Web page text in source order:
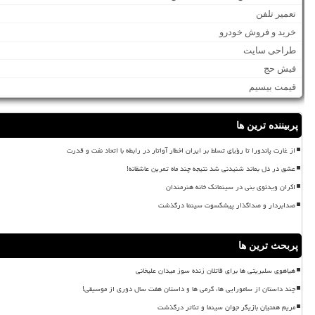
تعمیر تلفن
خرید و فروش خودرو
طراحی سایت
فیش حج
قیمت بیسیم
پربیننده ترین ها
از غارت پاندورا تا رؤیای تسلط بر ایران اخطار آواتار در رابطه با اتحاد نفت و قدرت
عشق در دل بماند شنیدنی شد نتیجه چند ماه تمرین عاشقانه!
اکران ویدئوی بنی در سینماتک خانه هنرمندان
صدابردار و صداگذار پیشکسوت سینما درگذشت
پربحث ترین ها
هیاهوی سلبریتی ها برای قاتلان زنده سوز میدان علیخانی
چند داستان از سامورایی ها، گرمی ها و داستان هفت سال دوری از موسیقی!
مریم همتیان بازیگر جوان سینما و تئاتر درگذشت